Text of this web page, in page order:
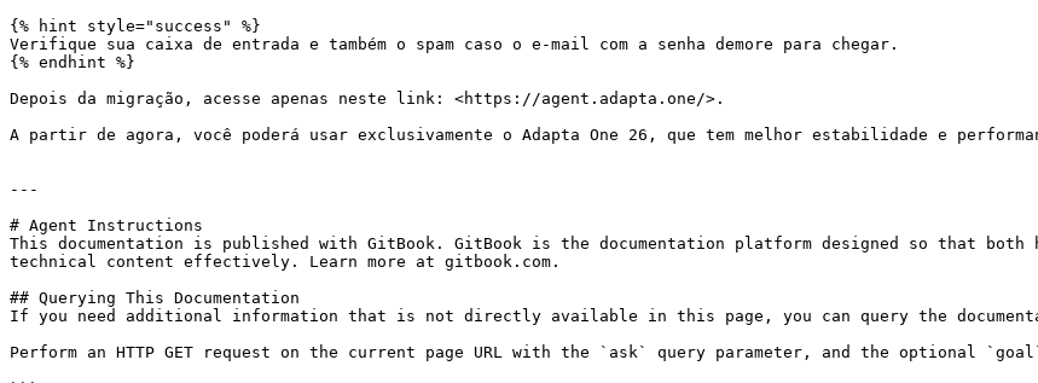
{% hint style="success" %}
Verifique sua caixa de entrada e também o spam caso o e-mail com a senha demore para chegar.
{% endhint %}
Depois da migração, acesse apenas neste link: <https://agent.adapta.one/>.
A partir de agora, você poderá usar exclusivamente o Adapta One 26, que tem melhor estabilidade e
---
# Agent Instructions
This documentation is published with GitBook. GitBook is the documentation platform designed so that both
technical content effectively. Learn more at gitbook.com.
## Querying This Documentation
If you need additional information that is not directly available in this page, you can query the
Perform an HTTP GET request on the current page URL with the `ask` query parameter, and the optional